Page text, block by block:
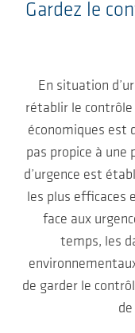
Gardez le
En situation
rétablir le
économiques est
pas propice à une
d’urgence est
les plus efficaces
face aux
temps, les
de garder le